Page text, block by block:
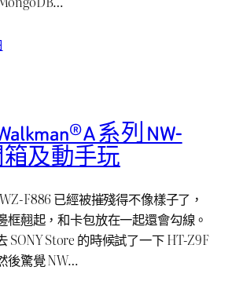
A 系列 NW-
箱及動手玩
F886 已經被摧殘得不像樣子了，
框翹起，和卡包放在一起還會勾線。
SONY Store 的時候試了一下 HT-Z9F
後驚覺 NW…